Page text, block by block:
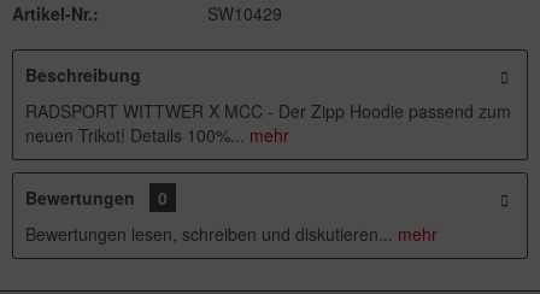
Artikel-Nr.: SW10429
Beschreibung
RADSPORT WITTWER X MCC - Der Zipp Hoodie passend zum
neuen Trikot! Details 100%... mehr
Bewertungen
0
Bewertungen lesen, schreiben und diskutieren... mehr